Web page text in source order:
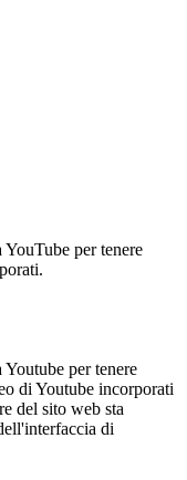
per tenere
per tenere
di Youtube incorporati
del sito web sta
di